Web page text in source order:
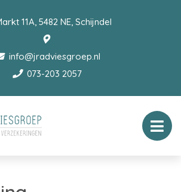
11A, 5482 NE, Schijndel
info@jradviesgroep.nl
073-203 2057